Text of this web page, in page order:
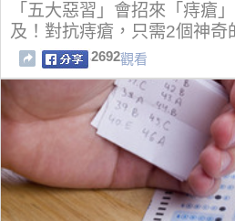
「五大惡習」會招來「痔瘡
及！對抗痔瘡，只需2個神奇
2692觀看